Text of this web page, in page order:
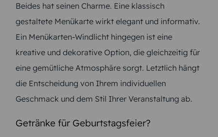
Beides hat seinen Charme. Eine klassisch
gestaltete Menükarte wirkt elegant und informativ.
Ein Menükarten-Windlicht hingegen ist eine
kreative und dekorative Option, die gleichzeitig für
eine gemütliche Atmosphäre sorgt. Letztlich hängt
die Entscheidung von Ihrem individuellen
Geschmack und dem Stil Ihrer Veranstaltung ab.
Getränke für Geburtstagsfeier?